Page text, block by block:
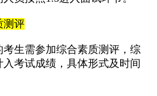
测评
生需参加综合素质测评，综
考试成绩，具体形式及时间